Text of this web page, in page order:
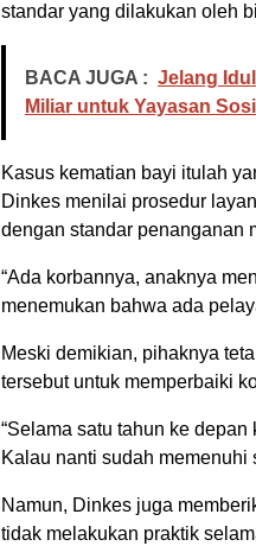
standar yang dilakukan oleh
BACA JUGA : Jelang
Miliar untuk Yayasan
Kasus kematian bayi itulah
Dinkes menilai prosedur
dengan standar penanganan
“Ada korbannya, anaknya
menemukan bahwa ada
Meski demikian, pihaknya
tersebut untuk memperbaiki
“Selama satu tahun ke
Kalau nanti sudah memenuhi
Namun, Dinkes juga
tidak melakukan praktik